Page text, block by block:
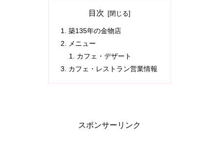
目次
築135年の金物店
メニュー
カフェ・デザート
カフェ・レストラン営業情報
スポンサーリンク